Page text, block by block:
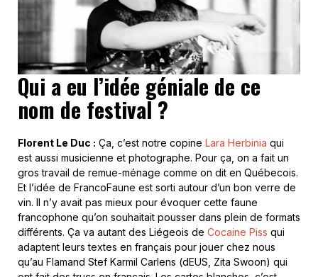
Qui a eu l’idée géniale de ce
nom de festival ?
Florent Le Duc : Ça, c’est notre copine Lara Herbinia qui
est aussi musicienne et photographe. Pour ça, on a fait un
gros travail de remue-ménage comme on dit en Québecois.
Et l’idée de FrancoFaune est sorti autour d’un bon verre de
vin. Il n’y avait pas mieux pour évoquer cette faune
francophone qu’on souhaitait pousser dans plein de formats
différents. Ça va autant des Liégeois de Cocaine Piss qui
adaptent leurs textes en français pour jouer chez nous
qu’au Flamand Stef Karmil Carlens (dEUS, Zita Swoon) qui